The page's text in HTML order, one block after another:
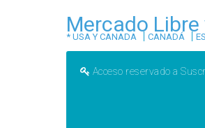
Mercado
* USA Y CANADA | CANADÁ |
Acceso reservado a